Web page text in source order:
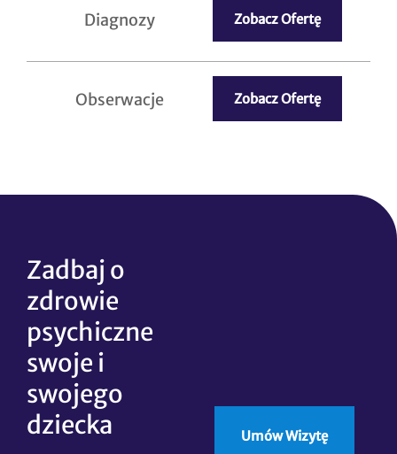
Diagnozy Zobacz Ofertę
Obserwacje Zobacz Ofertę
Zadbaj o
zdrowie
psychiczne
swoje i
swojego
dziecka
Umów Wizytę